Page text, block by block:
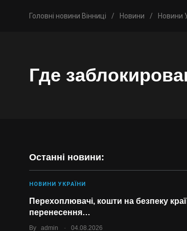
Головні новини Вінниці / Новини / Новини
Где
Останні новини:
НОВИНИ УКРАЇНИ
Перехоплювачі, кошти на безпеку
перенесення…
By admin . 04.08.2026